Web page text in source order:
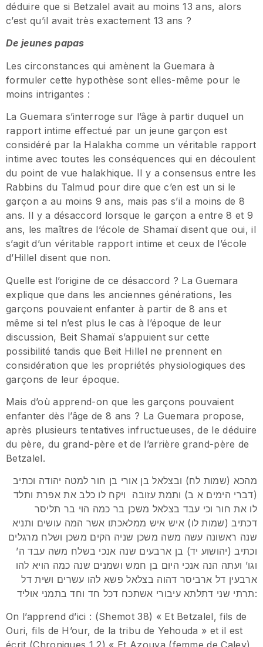
déduire que si Betzalel avait au moins 13 ans, alors
c’est qu’il avait très exactement 13 ans ?
De jeunes papas
Les circonstances qui amènent la Guemara à
formuler cette hypothèse sont elles-même pour le
moins intrigantes :
La Guemara s’interroge sur l’âge à partir duquel un
rapport intime effectué par un jeune garçon est
considéré par la Halakha comme un véritable rapport
intime avec toutes les conséquences qui en découlent
du point de vue halakhique. Il y a consensus entre les
Rabbins du Talmud pour dire que c’en est un si le
garçon a au moins 9 ans, mais pas s’il a moins de 8
ans. Il y a désaccord lorsque le garçon a entre 8 et 9
ans, les maîtres de l’école de Shamaï disent que oui, il
s’agit d’un véritable rapport intime et ceux de l’école
d’Hillel disent que non.
Quelle est l’origine de ce désaccord ? La Guemara
explique que dans les anciennes générations, les
garçons pouvaient enfanter à partir de 8 ans et
même si tel n’est plus le cas à l’époque de leur
discussion, Beit Shamaï s’appuient sur cette
possibilité tandis que Beit Hillel ne prennent en
considération que les propriétés physiologiques des
garçons de leur époque.
Mais d’où apprend-on que les garçons pouvaient
enfanter dès l’âge de 8 ans ? La Guemara propose,
après plusieurs tentatives infructueuses, de le déduire
du père, du grand-père et de l’arrière grand-père de
Betzalel.
מהכא (שמות לח) ובצלאל בן אורי בן חור למטה יהודה וכתיב
(דברי הימים א ב) ותמת עזובה ויקח לו כלב את אפרת ותלד
לו את חור וכי עבד בצלאל משכן בר כמה הוי בר תליסר
דכתיב (שמות לו) איש איש ממלאכתו אשר המה עושים ותניא
שנה ראשונה עשה משה משכן שניה הקים משכן ושלח מרגלים
וכתיב (יהושוע יד) בן ארבעים שנה אנכי בשלח משה עבד ה’
וגו’ ועתה הנה אנכי היום בן חמש ושמנים שנה כמה הויא להו
ארבעין דל ארביסר דהוה בצלאל פשא להו עשרים ושית דל
תרתי שני דתלתא עיבורי אשתכח דכל חד וחד בתמני אוליד:
On l’apprend d’ici : (Shemot 38) « Et Betzalel, fils de
Ouri, fils de H’our, de la tribu de Yehouda » et il est
écrit (Chroniques 1 2) « Et Azouva (femme de Calev)